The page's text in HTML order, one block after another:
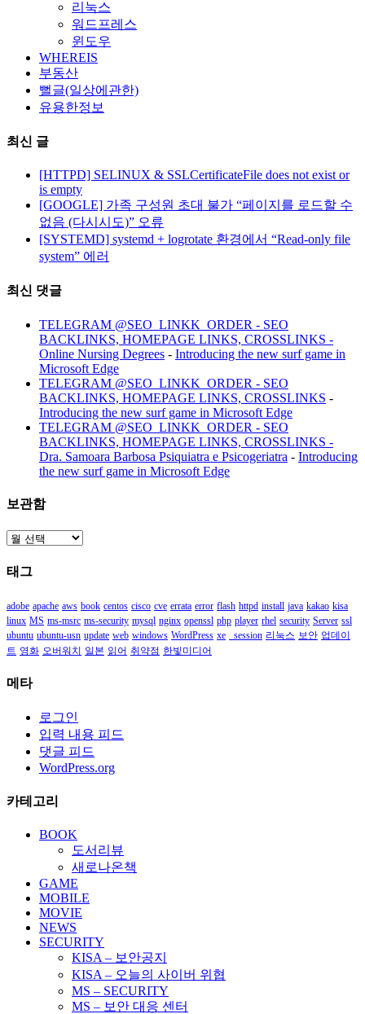
리눅스
워드프레스
윈도우
WHEREIS
부동산
뻘글(일상에관한)
유용한정보
최신 글
[HTTPD] SELINUX & SSLCertificateFile does not exist or
is empty
[GOOGLE] 가족 구성원 초대 불가 “페이지를 로드할 수
없음 (다시시도)” 오류
[SYSTEMD] systemd + logrotate 환경에서 “Read-only file
system” 에러
최신 댓글
TELEGRAM @SEO_LINKK_ORDER - SEO
BACKLINKS, HOMEPAGE LINKS, CROSSLINKS -
Online Nursing Degrees - Introducing the new surf game in
Microsoft Edge
TELEGRAM @SEO_LINKK_ORDER - SEO
BACKLINKS, HOMEPAGE LINKS, CROSSLINKS -
Introducing the new surf game in Microsoft Edge
TELEGRAM @SEO_LINKK_ORDER - SEO
BACKLINKS, HOMEPAGE LINKS, CROSSLINKS -
Dra. Samoara Barbosa Psiquiatra e Psicogeriatra - Introducing
the new surf game in Microsoft Edge
보관함
보
함
태그
adobe apache aws book centos cisco cve errata error flash httpd install java kakao kisa
linux MS ms-msrc ms-security mysql nginx openssl php player rhel security Server ssl
ubuntu ubuntu-usn update web windows WordPress xe _session 리눅스 보안 업데이
트 영화 오버워치 일본 읽어 취약점 한빛미디어
메타
로그인
입력 내용 피드
댓글 피드
WordPress.org
카테고리
BOOK
도서리뷰
새로나온책
GAME
MOBILE
MOVIE
NEWS
SECURITY
KISA – 보안공지
KISA – 오늘의 사이버 위협
MS – SECURITY
MS – 보안 대응 센터